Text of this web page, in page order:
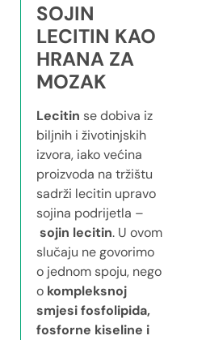
SOJIN
LECITIN KAO
HRANA ZA
MOZAK
Lecitin se dobiva iz
biljnih i životinjskih
izvora, iako većina
proizvoda na tržištu
sadrži lecitin upravo
sojina podrijetla –
sojin lecitin. U ovom
slučaju ne govorimo
o jednom spoju, nego
o kompleksnoj
smjesi fosfolipida,
fosforne kiseline i